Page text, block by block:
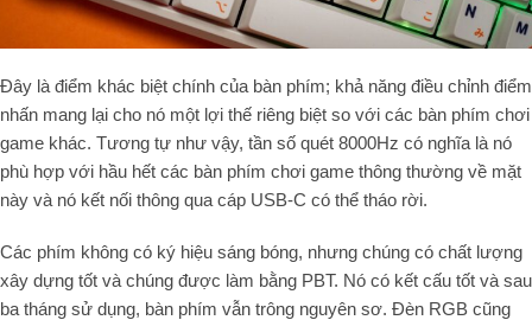
Đây là điểm khác biệt chính của bàn phím; khả năng điều chỉnh điểm
nhấn mang lại cho nó một lợi thế riêng biệt so với các bàn phím chơi
game khác. Tương tự như vậy, tần số quét 8000Hz có nghĩa là nó
phù hợp với hầu hết các bàn phím chơi game thông thường về mặt
này và nó kết nối thông qua cáp USB-C có thể tháo rời.
Các phím không có ký hiệu sáng bóng, nhưng chúng có chất lượng
xây dựng tốt và chúng được làm bằng PBT. Nó có kết cấu tốt và sau
ba tháng sử dụng, bàn phím vẫn trông nguyên sơ. Đèn RGB cũng